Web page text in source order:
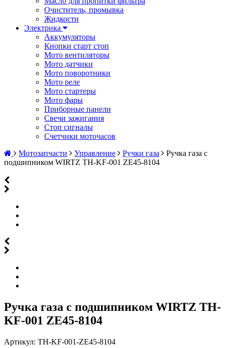
Очиститель, промывка
Жидкости
Электрика
Аккумуляторы
Кнопки старт стоп
Мото вентиляторы
Мото датчики
Мото поворотники
Мото реле
Мото стартеры
Мото фары
Приборные панели
Свечи зажигания
Стоп сигналы
Счетчики моточасов
Мотозапчасти
Управление Ручки газа
Ручка газа с
подшипником WIRTZ TH-KF-001 ZE45-8104
Ручка газа с подшипником WIRTZ TH-
KF-001 ZE45-8104
Артикул: TH-KF-001-ZE45-8104